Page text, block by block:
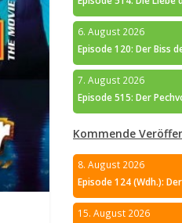
6. August 2026
Episode 120: Der Biss
7. August 2026
Episode 515: Der
Kommende
8. August 2026
Episode 124 (Wdh.):
15. August 2026